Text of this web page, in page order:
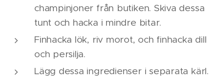
champinjoner från butiken. Skiva dessa
tunt och hacka i mindre bitar.
Finhacka lök, riv morot, och finhacka dill
och persilja.
Lägg dessa ingredienser i separata kärl.